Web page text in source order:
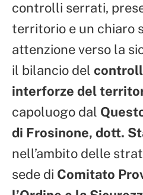
controlli serrati,
territorio e un chiaro
attenzione verso la
il bilancio del
interforze del
capoluogo dal
di Frosinone, dott.
nell’ambito delle
sede di Comitato